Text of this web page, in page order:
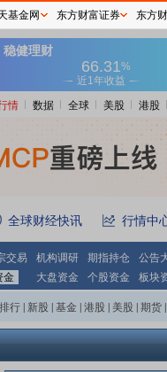
情 数据 全球 美股 港股
全球财经快讯 行情中
交易 机构调研 期指持仓
公告
金 大盘资金 个股资金 板块
排行 新股 基金 港股 美股 期货
基金网 东方财富证券 东方